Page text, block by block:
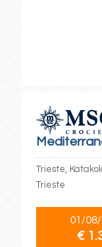
Trieste,
Trieste
01/
€